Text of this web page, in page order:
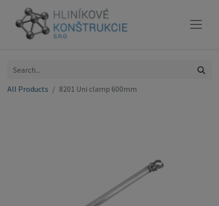
All Products 8201 Uni clamp 600mm